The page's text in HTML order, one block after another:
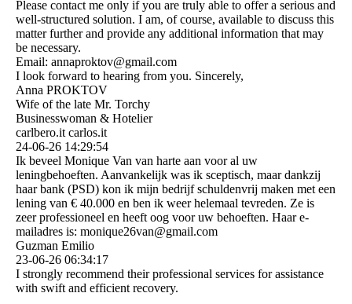
Please contact me only if you are truly able to offer a serious and
well-structured solution. I am, of course, available to discuss this
matter further and provide any additional information that may
be necessary.
Email: annaproktov@gmail.com
I look forward to hearing from you. Sincerely,
Anna PROKTOV
Wife of the late Mr. Torchy
Businesswoman & Hotelier
carlbero.it carlos.it
24-06-26 14:29:54
Ik beveel Monique Van van harte aan voor al uw
leningbehoeften. Aanvankelijk was ik sceptisch, maar dankzij
haar bank (PSD) kon ik mijn bedrijf schuldenvrij maken met een
lening van € 40.000 en ben ik weer helemaal tevreden. Ze is
zeer professioneel en heeft oog voor uw behoeften. Haar e-
mailadres is: monique26van@gmail.com
Guzman Emilio
23-06-26 06:34:17
I strongly recommend their professional services for assistance
with swift and efficient recovery.